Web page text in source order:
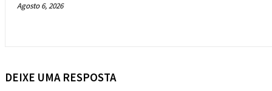
Agosto 6, 2026
DEIXE UMA RESPOSTA